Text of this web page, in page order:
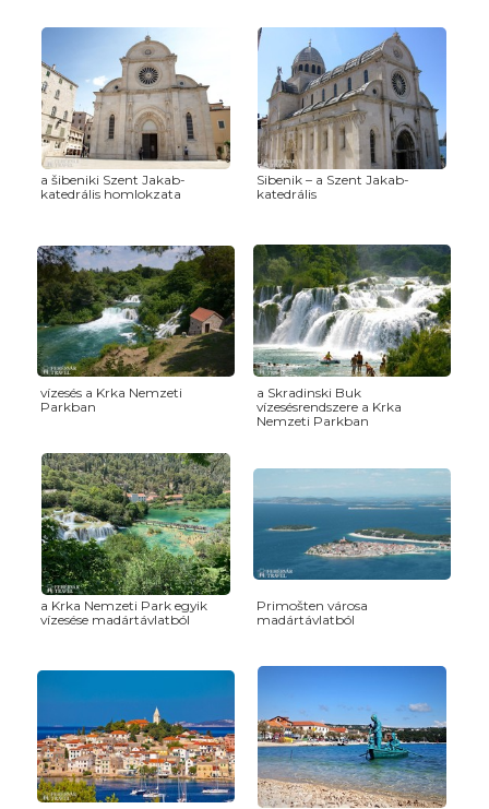
a šibeniki Szent Jakab-
katedrális homlokzata
Sibenik – a Szent Jakab-
katedrális
vízesés a Krka Nemzeti
Parkban
a Skradinski Buk
vízesésrendszere a Krka
Nemzeti Parkban
a Krka Nemzeti Park egyik
vízesése madártávlatból
Primošten városa
madártávlatból